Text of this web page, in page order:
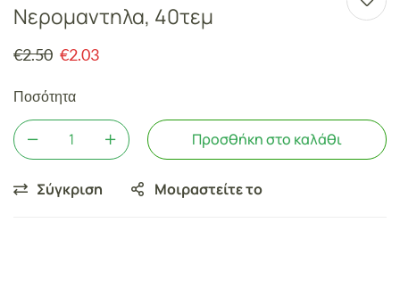
Nερομαντηλα, 40τεμ
€2.50 €2.03
Ποσότητα
Προσθήκη στο καλάθι
Σύγκριση Μοιραστείτε το